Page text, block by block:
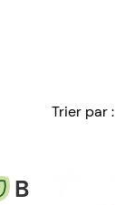
Trier par :
B